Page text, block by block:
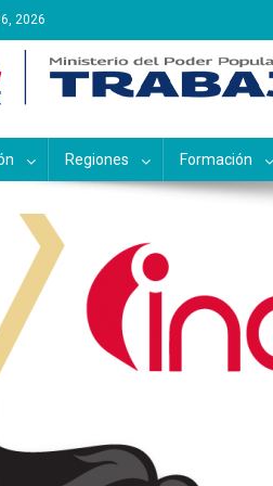
2026
Nacional de
Regiones Formación